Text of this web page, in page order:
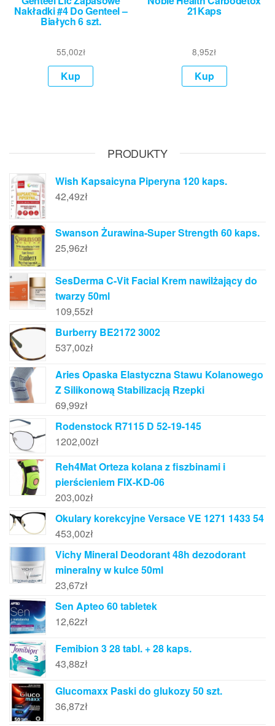
Nakładki #4 Do Genteel –
Białych 6 szt.
55,00zł
Kup
21Kaps
8,95zł
Kup
PRODUKTY
Wish Kapsaicyna Piperyna 120 kaps.
42,49zł
Swanson Żurawina-Super Strength 60 kaps.
25,96zł
SesDerma C-Vit Facial Krem nawilżający do
twarzy 50ml
109,55zł
Burberry BE2172 3002
537,00zł
Aries Opaska Elastyczna Stawu Kolanowego
Z Silikonową Stabilizacją Rzepki
69,99zł
Rodenstock R7115 D 52-19-145
1202,00zł
Reh4Mat Orteza kolana z fiszbinami i
pierścieniem FIX-KD-06
203,00zł
Okulary korekcyjne Versace VE 1271 1433 54
453,00zł
Vichy Mineral Deodorant 48h dezodorant
mineralny w kulce 50ml
23,67zł
Sen Apteo 60 tabletek
12,62zł
Femibion 3 28 tabl. + 28 kaps.
43,88zł
Glucomaxx Paski do glukozy 50 szt.
36,87zł